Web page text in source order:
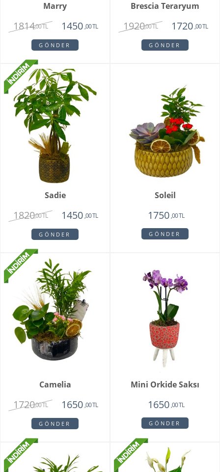
Marry
1814,00 TL 1450 ,00 TL
GÖNDER
Brescia Teraryum
1920,00 TL 1720 ,00 TL
GÖNDER
Sadie
1820,00 TL 1450 ,00 TL
GÖNDER
Soleil
1750 ,00 TL
GÖNDER
Camelia
1720,00 TL 1650,00 TL
GÖNDER
Mini Orkide Saksı
1650,00 TL
GÖNDER